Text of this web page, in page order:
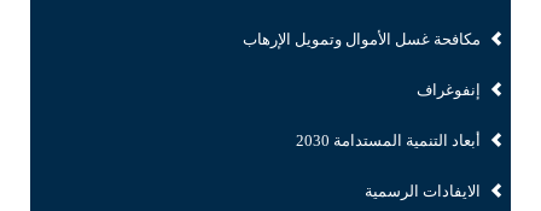
مكافحة غسل الأموال وتمويل الإرهاب
إنفوغراف
أبعاد التنمية المستدامة 2030
الايفادات الرسمية